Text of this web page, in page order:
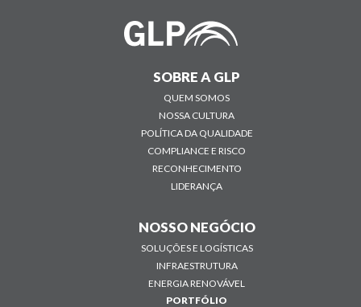
SOBRE A GLP
QUEM SOMOS
NOSSA CULTURA
POLÍTICA DA QUALIDADE
COMPLIANCE E RISCO
RECONHECIMENTO
LIDERANÇA
NOSSO NEGÓCIO
SOLUÇÕES E LOGÍSTICAS
INFRAESTRUTURA
ENERGIA RENOVÁVEL
PORTFÓLIO